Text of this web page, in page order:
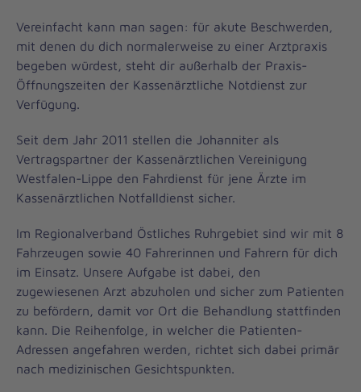
Vereinfacht kann man sagen: für akute Beschwerden,
mit denen du dich normalerweise zu einer Arztpraxis
begeben würdest, steht dir außerhalb der Praxis-
Öffnungszeiten der Kassenärztliche Notdienst zur
Verfügung.
Seit dem Jahr 2011 stellen die Johanniter als
Vertragspartner der Kassenärztlichen Vereinigung
Westfalen-Lippe den Fahrdienst für jene Ärzte im
Kassenärztlichen Notfalldienst sicher.
Im Regionalverband Östliches Ruhrgebiet sind wir mit 8
Fahrzeugen sowie 40 Fahrerinnen und Fahrern für dich
im Einsatz. Unsere Aufgabe ist dabei, den
zugewiesenen Arzt abzuholen und sicher zum Patienten
zu befördern, damit vor Ort die Behandlung stattfinden
kann. Die Reihenfolge, in welcher die Patienten-
Adressen angefahren werden, richtet sich dabei primär
nach medizinischen Gesichtspunkten.